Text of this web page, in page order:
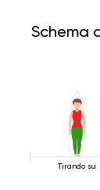
Schema
Tirando su